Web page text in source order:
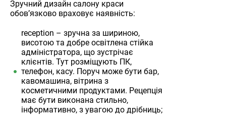
Зручний дизайн салону краси
обов’язково враховує наявність:
reception – зручна за шириною,
висотою та добре освітлена стійка
адміністратора, що зустрічає
клієнтів. Тут розміщують ПК,
телефон, касу. Поруч може бути бар,
кавомашина, вітрина з
косметичними продуктами. Рецепція
має бути виконана стильно,
інформативно, з увагою до дрібниць;